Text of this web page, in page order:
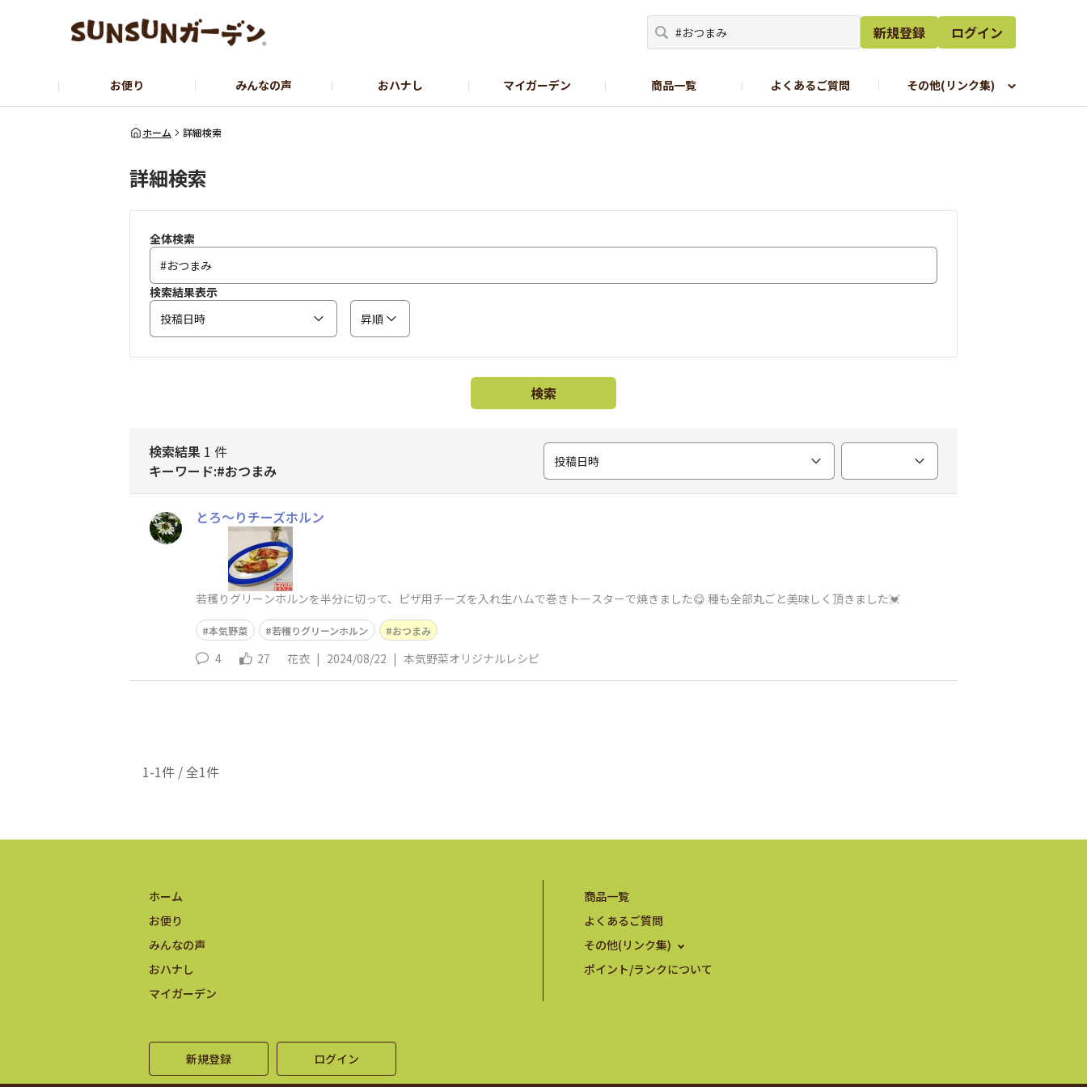
新規登録 ログイン
お便り みんなの声 おハナし マイガーデン 商品一覧 よくあるご質問 その他(リンク集)
公式サイト YouTubeチャンネル
ホーム 詳細検索
詳細検索
全体検索
検索結果表示
投稿日時
昇順
検索
検索結果 1 件
キーワード:#おつまみ
投稿日時
とろ～りチーズホルン
若穫りグリーンホルンを半分に切って、ピザ用チーズを入れ生ハムで巻きトースターで焼きました😋 種も全部丸ごと美味しく頂きました💓
本気野菜 若穫りグリーンホルン おつまみ
4 27 花衣 | 2024/08/22 | 本気野菜オリジナルレシピ
1-1件 / 全1件
ホーム
お便り
みんなの声
おハナし
マイガーデン
商品一覧
よくあるご質問
その他(リンク集)
ポイント/ランクについて
新規登録 ログイン